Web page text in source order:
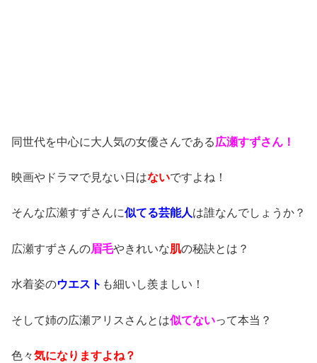
同世代を中心に大人気の女優さんである広瀬すずさん！
映画やドラマで見ない日はないですよね！
そんな広瀬すずさんに似てる芸能人は誰なんでしょうか？
広瀬すずさんの眉毛やきれいな肌の秘訣とは？
水着姿のウエスト も細いし羨ましい！
そして姉の広瀬アリスさんとは似てないって本当？
色々気になりますよね？